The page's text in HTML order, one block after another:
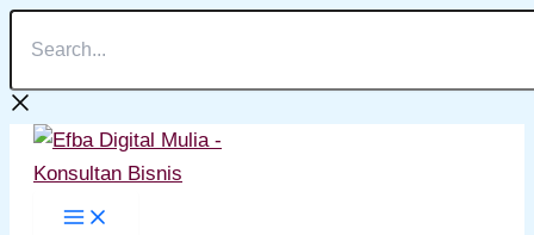
konten
Search...